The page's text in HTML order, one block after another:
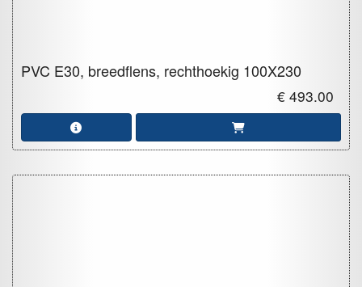
PVC E30, breedflens, rechthoekig 100X230
€ 493.00